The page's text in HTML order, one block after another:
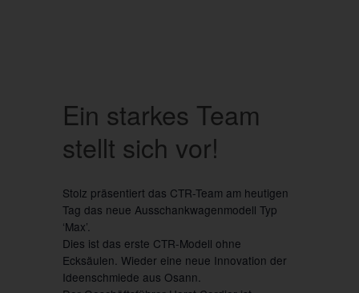
Ein starkes Team
stellt sich vor!
Stolz präsentiert das CTR-Team am heutigen
Tag das neue Ausschankwagenmodell Typ
‘Max’.
Dies ist das erste CTR-Modell ohne
Ecksäulen. Wieder eine neue Innovation der
Ideenschmiede aus Osann.